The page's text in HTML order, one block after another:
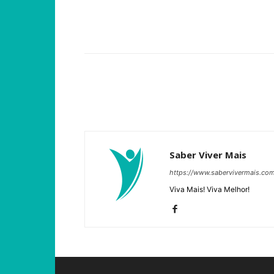
Saber Viver Mais
https://
Viva Mais! Viva Melhor!